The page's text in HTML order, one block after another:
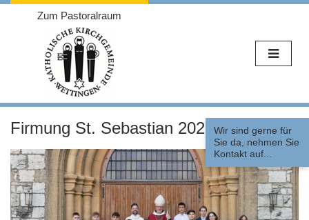
Weiter
zum
Zum Pastoralraum
Wir sind gerne für
Sie da, nehmen Sie
Kontakt auf...
Firmung St. Sebastian 2026